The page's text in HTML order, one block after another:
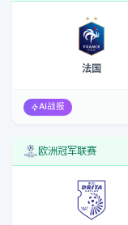
法国
AI战报
欧洲冠军联赛